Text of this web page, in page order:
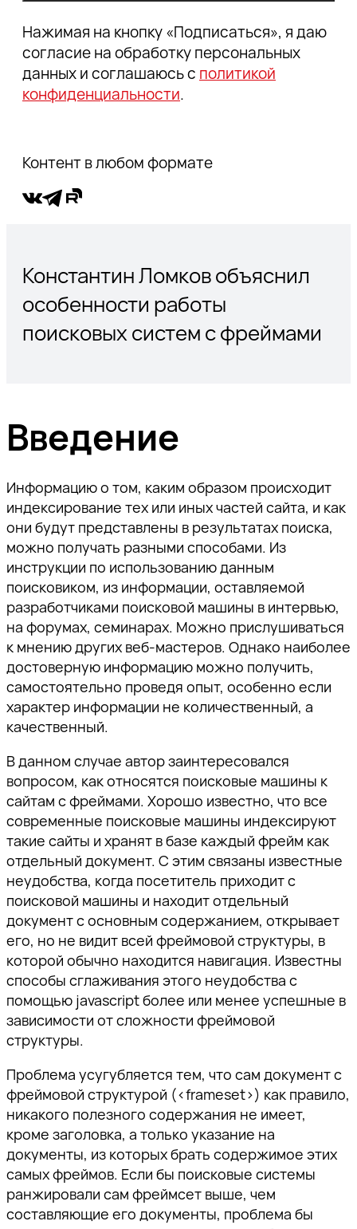
Константин Ломков объяснил
особенности работы
поисковых систем с фреймами
Введение
Информацию о том, каким образом происходит
индексирование тех или иных частей сайта, и как
они будут представлены в результатах поиска,
можно получать разными способами. Из
инструкции по использованию данным
поисковиком, из информации, оставляемой
разработчиками поисковой машины в интервью,
на форумах, семинарах. Можно прислушиваться
к мнению других веб-мастеров. Однако наиболее
достоверную информацию можно получить,
самостоятельно проведя опыт, особенно если
характер информации не количественный, а
качественный.
В данном случае автор заинтересовался
вопросом, как относятся поисковые машины к
сайтам с фреймами. Хорошо известно, что все
современные поисковые машины индексируют
такие сайты и хранят в базе каждый фрейм как
отдельный документ. С этим связаны известные
неудобства, когда посетитель приходит с
поисковой машины и находит отдельный
документ с основным содержанием, открывает
его, но не видит всей фреймовой структуры, в
которой обычно находится навигация. Известны
способы сглаживания этого неудобства с
помощью javascript более или менее успешные в
зависимости от сложности фреймовой
структуры.
Проблема усугубляется тем, что сам документ с
фреймовой структурой (<frameset>) как правило,
никакого полезного содержания не имеет,
кроме заголовка, а только указание на
документы, из которых брать содержимое этих
самых фреймов. Если бы поисковые системы
ранжировали сам фреймсет выше, чем
составляющие его документы, проблема бы
Дневник событий
Disclaimer
Благодарности
Нажимая на кнопку «Подписаться», я даю
согласие на обработку персональных
данных и соглашаюсь с политикой
конфиденциальности.
Контент в любом формате